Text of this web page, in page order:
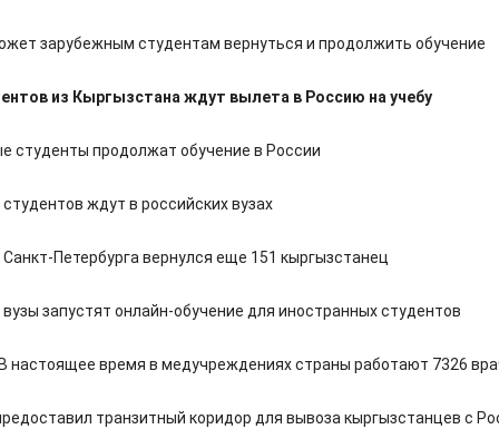
зарубежным студентам вернуться и продолжить обучение
из Кыргызстана ждут вылета в Россию на учебу
студенты продолжат обучение в России
ждут в российских вузах
Петербурга вернулся еще 151 кыргызстанец
запустят онлайн-обучение для иностранных студентов
настоящее время в медучреждениях страны работают 7326
транзитный коридор для вывоза кыргызстанцев с